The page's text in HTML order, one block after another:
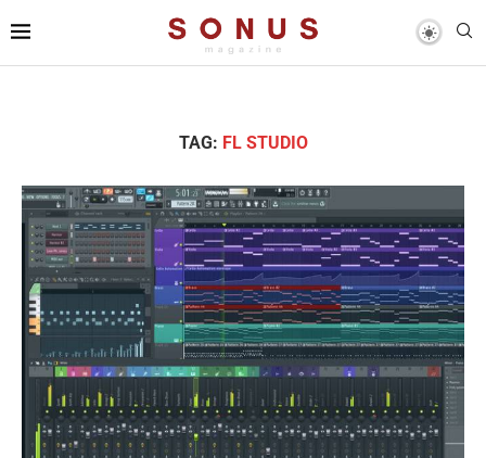
TAG: FL STUDIO